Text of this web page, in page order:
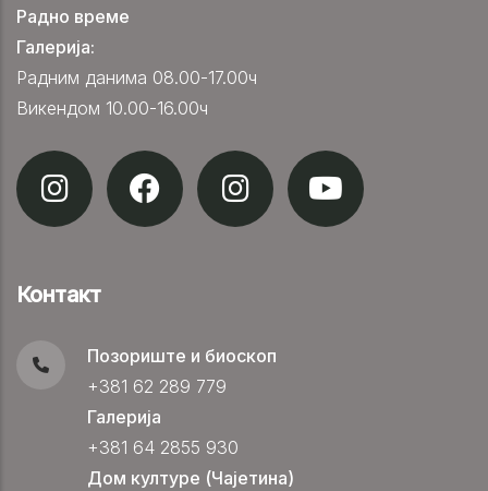
Радно време
Галерија:
Радним данима 08.00-17.00ч
Викендом 10.00-16.00ч
Контакт
Позориште и биоскоп
+381 62 289 779
Галерија
+381 64 2855 930
Дом културе (Чајетина)